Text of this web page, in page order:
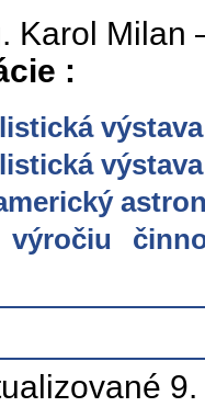
Karol Milan
:
9.